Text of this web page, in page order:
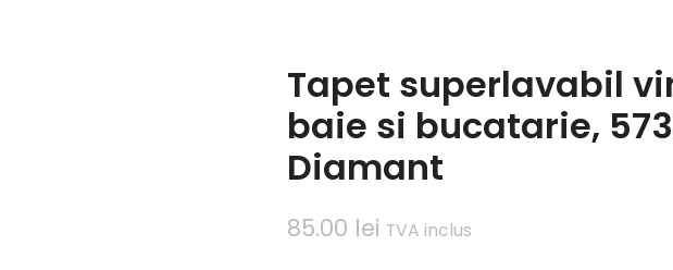
Tapet superlavabil
baie si bucatarie,
Diamant
85.00 lei TVA inclus